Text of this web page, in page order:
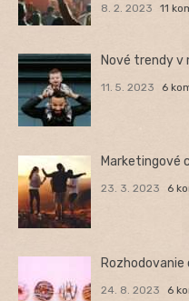
8. 2. 2023 11
Nové trendy
11. 5. 2023 6
Marketingové
23. 3. 2023 6
Rozhodovanie
24. 8. 2023 6